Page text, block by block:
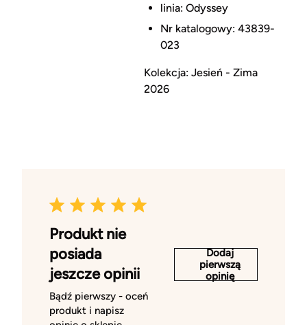
linia: Odyssey
Nr katalogowy: 43839-
023
Kolekcja: Jesień - Zima
2026
Produkt nie
posiada
jeszcze opinii
Bądź pierwszy - oceń
produkt i napisz
Dodaj
pierwszą
opinię